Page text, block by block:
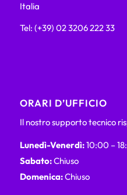
Italia
Tel: (+39) 02 3206 222 33
ORARI D’UFFICIO
Il nostro supporto tecnico
Lunedì-Venerdì:10:00 –
Sabato:Chiuso
Domenica:Chiuso